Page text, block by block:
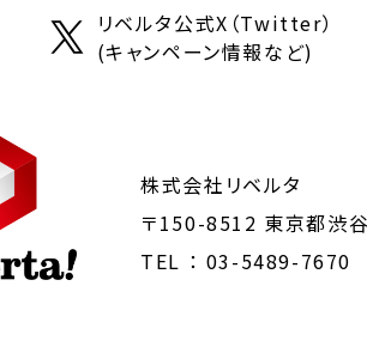
リベルタ公式X（Twitter）
(キャンペーン情報など)
株式会社リベルタ
〒150-8512 東京都渋
TEL ： 03-5489-7670